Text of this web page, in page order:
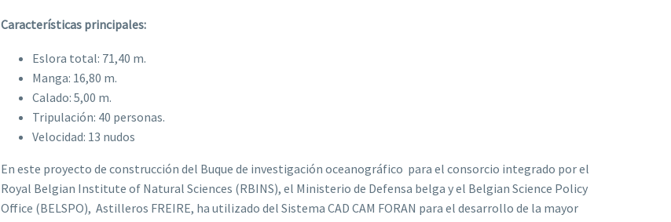
Características principales:
Eslora total: 71,40 m.
Manga: 16,80 m.
Calado: 5,00 m.
Tripulación: 40 personas.
Velocidad: 13 nudos
En este proyecto de construcción del Buque de investigación oceanográfico para el consorcio integrado por el
Royal Belgian Institute of Natural Sciences (RBINS), el Ministerio de Defensa belga y el Belgian Science Policy
Office (BELSPO), Astilleros FREIRE, ha utilizado del Sistema CAD CAM FORAN para el desarrollo de la mayor